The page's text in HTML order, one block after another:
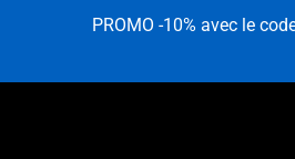
PROMO -10% avec le